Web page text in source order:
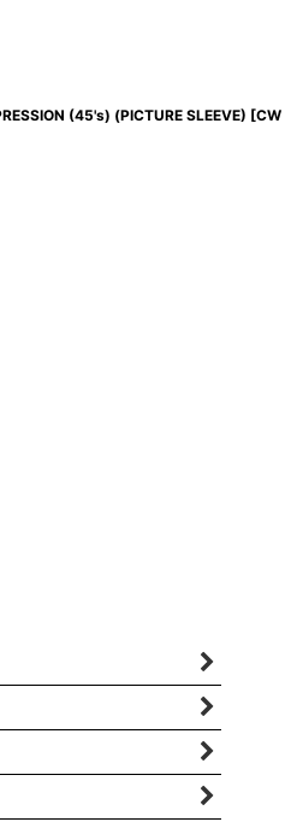
(45's) (PICTURE SLEEVE) [CW